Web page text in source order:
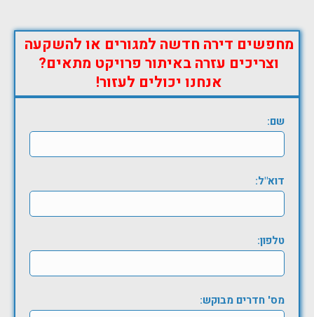
מחפשים דירה חדשה למגורים או להשקעה
וצריכים עזרה באיתור פרויקט מתאים?
אנחנו יכולים לעזור!
שם:
דוא"ל:
טלפון:
מס' חדרים מבוקש: